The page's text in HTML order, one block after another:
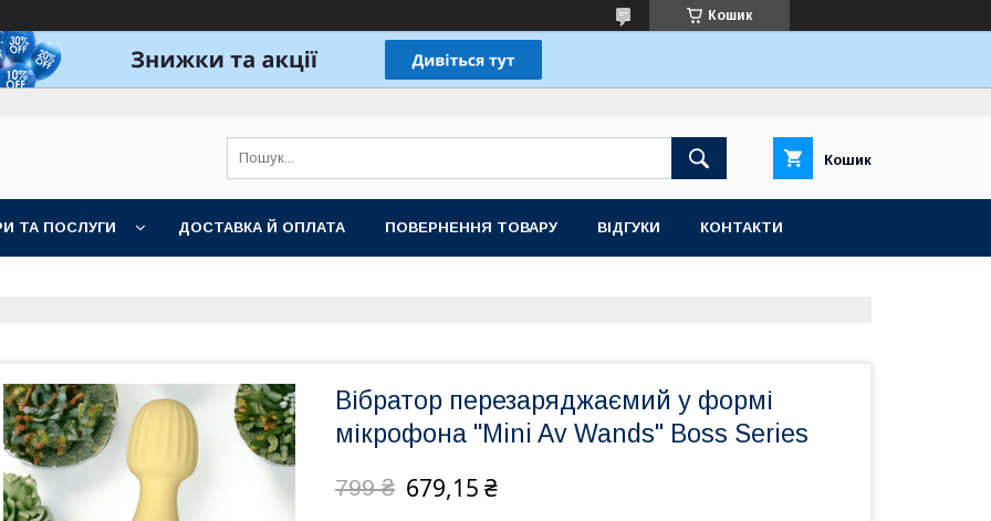
Кошик
Кошик
ТА ПОСЛУГИ ДОСТАВКА Й ОПЛАТА ПОВЕРНЕННЯ ТОВАРУ ВІДГУКИ КОНТАКТИ
Вібратор перезаряджаємий у формі
мікрофона "Mini Av Wands" Boss Series
799 ₴ 679,15 ₴